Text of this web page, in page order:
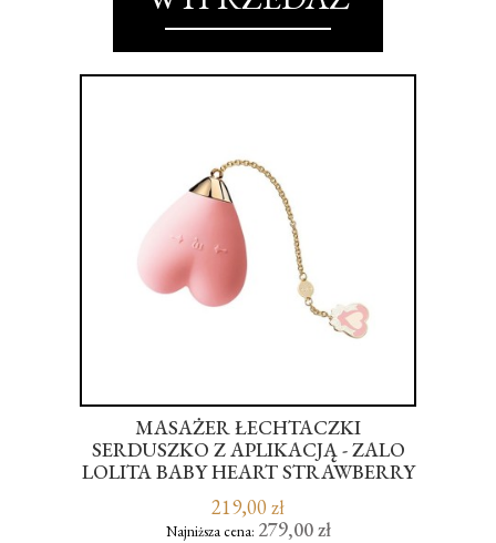
MASAŻER ŁECHTACZKI
SERDUSZKO Z APLIKACJĄ - ZALO
LOLITA BABY HEART STRAWBERRY
219,00 zł
Najniższa cena: 279,00 zł